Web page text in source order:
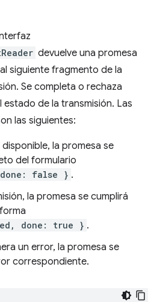
devuelve una promesa
siguiente fragmento de la
Se completa o rechaza
de la transmisión. Las
las siguientes:
la promesa se
del formulario
false } .
la promesa se cumplirá
done: true } .
un error, la promesa se
correspondiente.